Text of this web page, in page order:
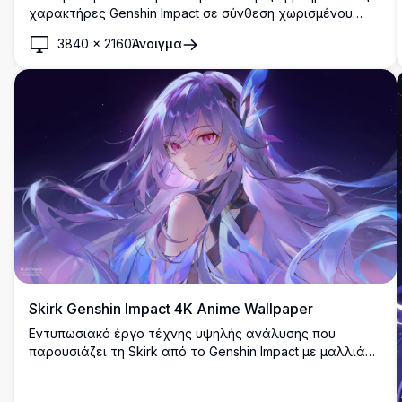
χαρακτήρες Genshin Impact σε σύνθεση χωρισμένου
3840 × 2160Άνοιγμα
Skirk Genshin Impact 4K Anime Wallpaper
Εντυπωσιακό έργο τέχνης υψηλής ανάλυσης που
παρουσιάζει τη Skirk από το Genshin Impact με μαλλιά